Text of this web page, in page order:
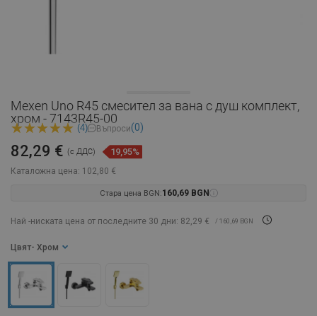
Mexen Uno R45 смесител за вана с душ комплект,
хром - 7143R45-00
(4) Въпроси(0)
Каталожна цена: 102,80 €
82,29 € (с ДДС) 19,95%
Стара цена BGN:160,69 BGN
Най -ниската цена от последните 30 дни: 82,29 € / 160,69 BGN
Цвят - Хром